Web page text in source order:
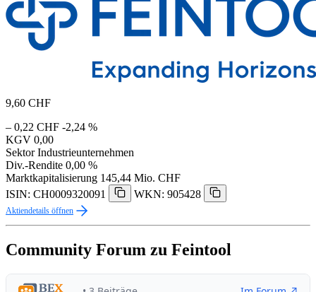
9,60 CHF
– 0,22 CHF -2,24 %
KGV 0,00
Sektor Industrieunternehmen
Div.-Rendite 0,00 %
Marktkapitalisierung 145,44 Mio. CHF
ISIN: CH0009320091
WKN: 905428
Aktiendetails öffnen
Community Forum zu Feintool